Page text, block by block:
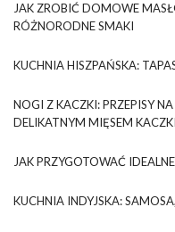
JAK ZROBIĆ DOMOWE
RÓŻNORODNE SMAKI
KUCHNIA HISZPAŃSKA:
NOGI Z KACZKI: PRZEPISY
DELIKATNYM MIĘSEM KACZKI
JAK PRZYGOTOWAĆ
KUCHNIA INDYJSKA: